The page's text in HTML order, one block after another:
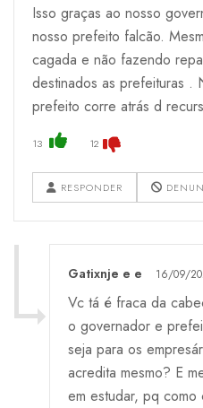
Isso graças ao nosso
nosso prefeito falcão.
cagada e não fazendo
destinados as prefeituras .
prefeito corre atrás d
13 12
RESPONDER
Gatixnje e e 16/09/
Vc tá é fraca da
o governador e
seja para os
acredita mesmo? E
em estudar, pq como